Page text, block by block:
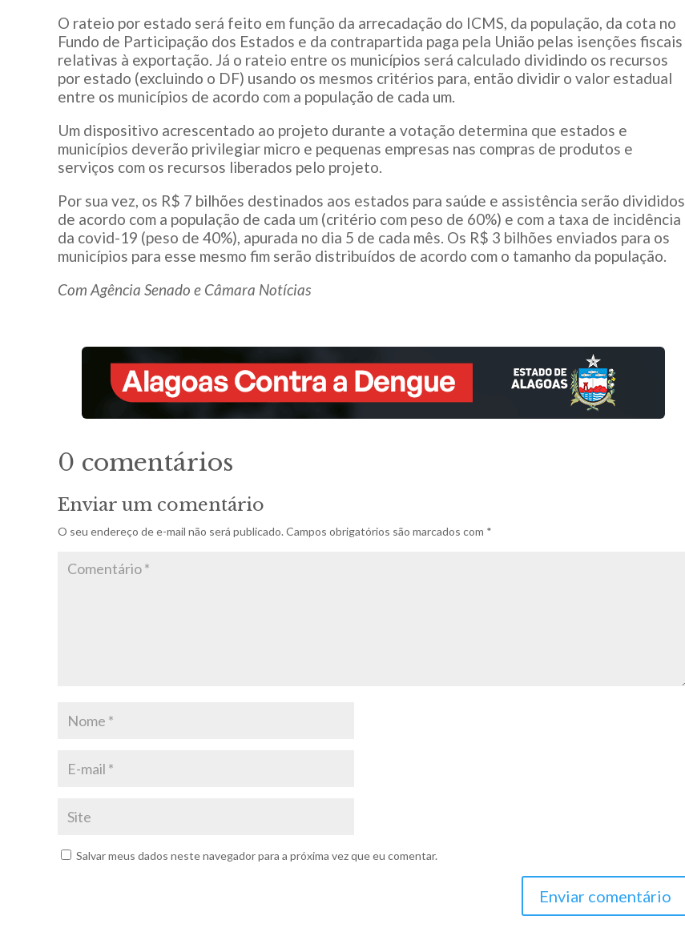
O rateio por estado será feito em função da arrecadação do ICMS, da população, da cota no
Fundo de Participação dos Estados e da contrapartida paga pela União pelas isenções fiscais
relativas à exportação. Já o rateio entre os municípios será calculado dividindo os recursos
por estado (excluindo o DF) usando os mesmos critérios para, então dividir o valor estadual
entre os municípios de acordo com a população de cada um.
Um dispositivo acrescentado ao projeto durante a votação determina que estados e
municípios deverão privilegiar micro e pequenas empresas nas compras de produtos e
serviços com os recursos liberados pelo projeto.
Por sua vez, os R$ 7 bilhões destinados aos estados para saúde e assistência serão divididos
de acordo com a população de cada um (critério com peso de 60%) e com a taxa de incidência
da covid-19 (peso de 40%), apurada no dia 5 de cada mês. Os R$ 3 bilhões enviados para os
municípios para esse mesmo fim serão distribuídos de acordo com o tamanho da população.
Com Agência Senado e Câmara Notícias
0 comentários
Enviar um comentário
O seu endereço de e-mail não será publicado. Campos obrigatórios são marcados com *
Salvar meus dados neste navegador para a próxima vez que eu comentar.
Enviar comentário